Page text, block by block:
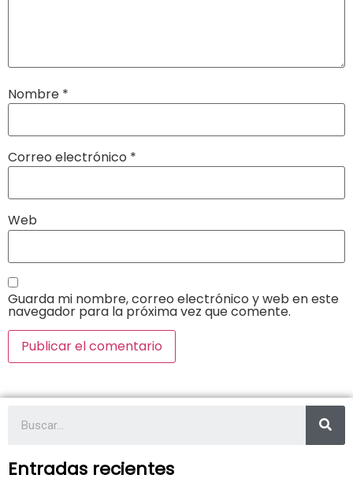
Nombre *
Correo electrónico *
Web
Guarda mi nombre, correo electrónico y web en este
navegador para la próxima vez que comente.
Entradas recientes